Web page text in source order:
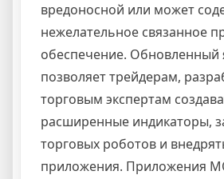
вредоносной или может
нежелательное связанное
обеспечение. Обновленный
позволяет трейдерам,
торговым экспертам
расширенные индикаторы,
торговых роботов и
приложения. Приложения